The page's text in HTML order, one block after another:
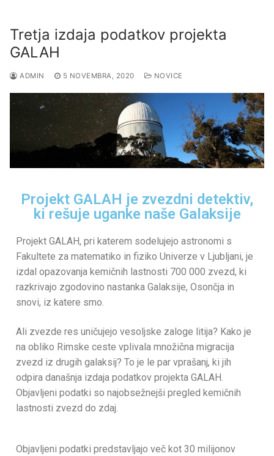
Tretja izdaja podatkov projekta
GALAH
ADMIN 5 NOVEMBRA, 2020 NOVICE
Projekt GALAH je zvezdni detektiv,
ki rešuje uganke naše Galaksije
Projekt GALAH, pri katerem sodelujejo astronomi s
Fakultete za matematiko in fiziko Univerze v Ljubljani, je
izdal opazovanja kemičnih lastnosti 700 000 zvezd, ki
razkrivajo zgodovino nastanka Galaksije, Osončja in
snovi, iz katere smo.
Ali zvezde res uničujejo vesoljske zaloge litija? Kako je
na obliko Rimske ceste vplivala množična migracija
zvezd iz drugih galaksij? To je le par vprašanj, ki jih
odpira današnja izdaja podatkov projekta GALAH.
Objavljeni podatki so najobsežnejši pregled kemičnih
lastnosti zvezd do zdaj.
Objavljeni podatki predstavljajo več kot 30 milijonov